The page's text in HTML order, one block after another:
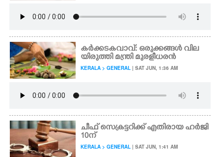
കർക്കടകവാവ്: ഒരുക്കങ്ങൾ വില
യിരുത്തി മന്ത്രി മുരളീധരൻ
KERALA > GENERAL | SAT JUN, 1:36 AM
ചീഫ് സെക്രട്ടറിക്ക് എതിരായ ഹർജി
10ന്
KERALA > GENERAL | SAT JUN, 1:41 AM